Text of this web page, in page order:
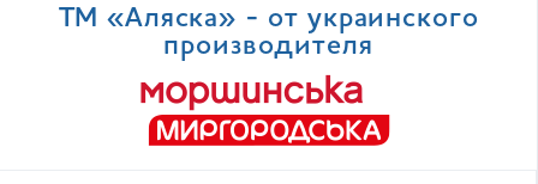
ТМ «Аляска» - от украинского
производителя